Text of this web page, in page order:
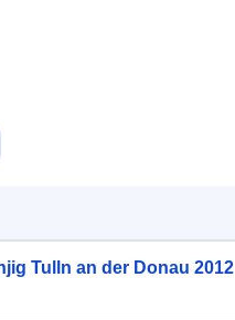
Tulln an der Donau 2012